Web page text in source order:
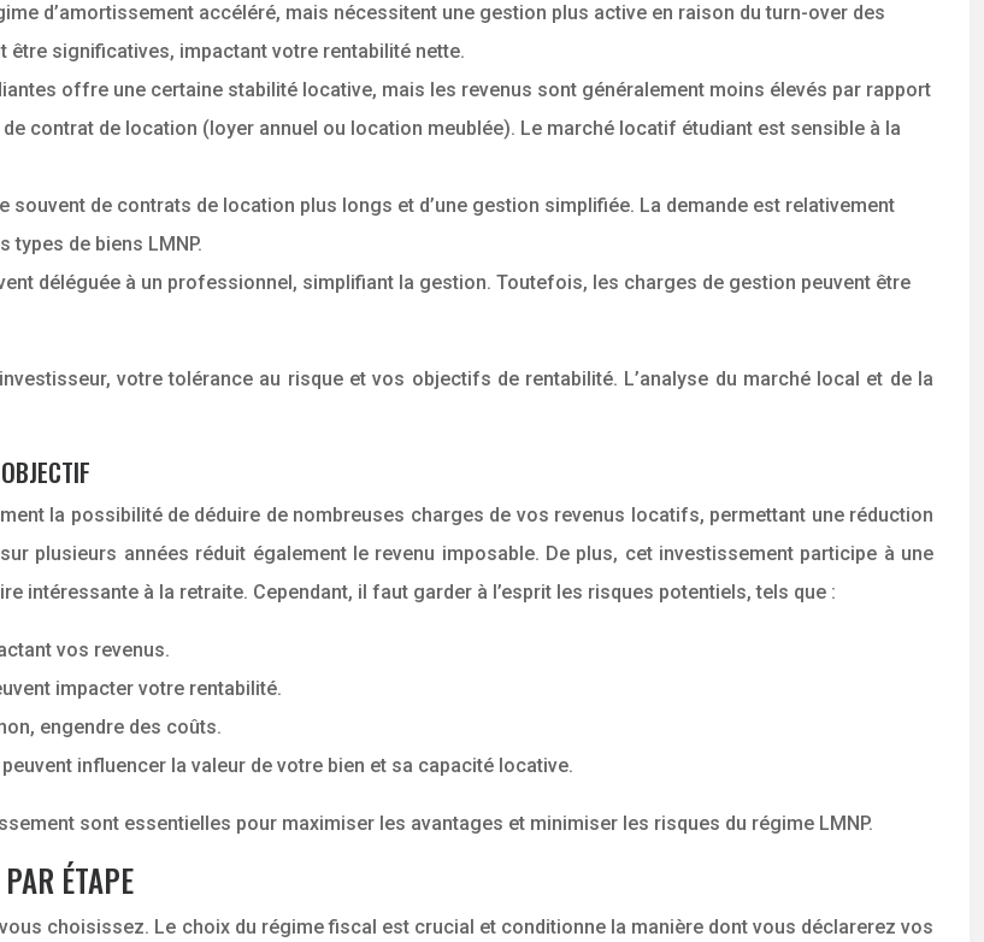
d’amortissement accéléré, mais nécessitent une gestion plus active en raison du turn-over des
être significatives, impactant votre rentabilité nette.
offre une certaine stabilité locative, mais les revenus sont généralement moins élevés par rapport
contrat de location (loyer annuel ou location meublée). Le marché locatif étudiant est sensible à la
souvent de contrats de location plus longs et d’une gestion simplifiée. La demande est relativement
types de biens LMNP.
déléguée à un professionnel, simplifiant la gestion. Toutefois, les charges de gestion peuvent être
votre tolérance au risque et vos objectifs de rentabilité. L’analyse du marché local et de la
la possibilité de déduire de nombreuses charges de vos revenus locatifs, permettant une réduction
plusieurs années réduit également le revenu imposable. De plus, cet investissement participe à une
intéressante à la retraite. Cependant, il faut garder à l’esprit les risques potentiels, tels que :
vos revenus.
impacter votre rentabilité.
engendre des coûts.
influencer la valeur de votre bien et sa capacité locative.
sont essentielles pour maximiser les avantages et minimiser les risques du régime LMNP.
ÉTAPE
choisissez. Le choix du régime fiscal est crucial et conditionne la manière dont vous déclarerez vos